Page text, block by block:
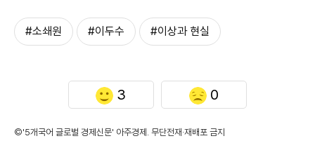
#소쇄원 #이두수 #이상과 현실
3 0
©'5개국어 글로벌 경제신문' 아주경제. 무단전재·재배포 금지